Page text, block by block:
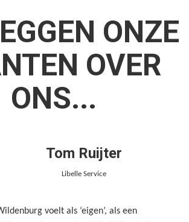
ONZE
OVER
ONS...
Tom Ruijter
Libelle Service
voelt als ‘eigen’, als een